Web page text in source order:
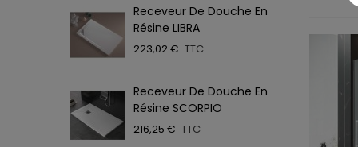
Receveur De Douche En
Résine LIBRA
223,02 € TTC
Receveur De Douche En
Résine SCORPIO
216,25 € TTC